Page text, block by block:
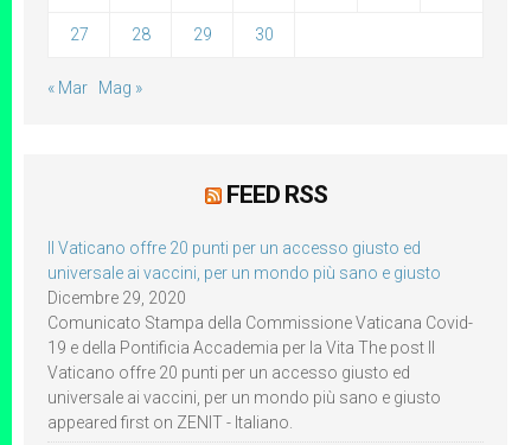
27 28 29 30
« Mar Mag »
FEED RSS
Il Vaticano offre 20 punti per un accesso giusto ed
universale ai vaccini, per un mondo più sano e giusto
Dicembre 29, 2020
Comunicato Stampa della Commissione Vaticana Covid-
19 e della Pontificia Accademia per la Vita The post Il
Vaticano offre 20 punti per un accesso giusto ed
universale ai vaccini, per un mondo più sano e giusto
appeared first on ZENIT - Italiano.